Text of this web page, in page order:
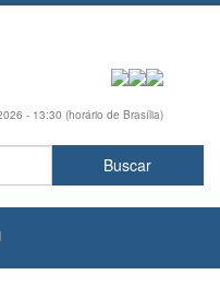
- 13:30 (horário de Brasília)